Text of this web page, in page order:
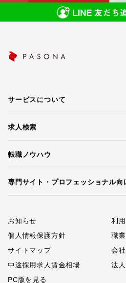
サービスについて
求人検索
転職ノウハウ
専門サイト・プロフェッショナル向
お知らせ
利
個人情報保護方針
職
サイトマップ
会
中途採用求人賃金相場
法
PC版を見る